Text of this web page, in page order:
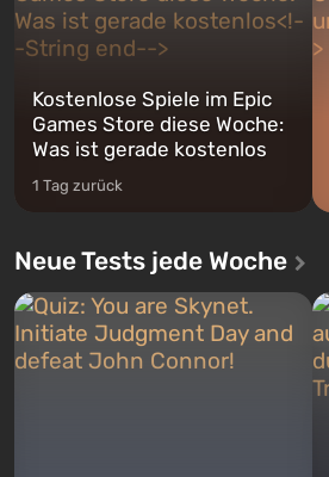
Kostenlose Spiele im Epic
Games Store diese Woche:
Was ist gerade kostenlos
1 Tag zurück
Neue Tests jede Woche